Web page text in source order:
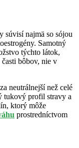
súvisí najmä so sójou
Samotný
týchto látok,
bôbov, nie v
neutrálnejší než celé
tukový profil stravy a
ktorý môže
prostredníctvom